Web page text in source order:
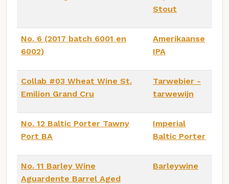
Stout
No. 6 (2017 batch 6001 en
6002)
Amerikaanse
IPA
Collab #03 Wheat Wine St.
Emilion Grand Cru
Tarwebier -
tarwewijn
No. 12 Baltic Porter Tawny
Port BA
Imperial
Baltic Porter
No. 11 Barley Wine
Aguardente Barrel Aged
Barleywine